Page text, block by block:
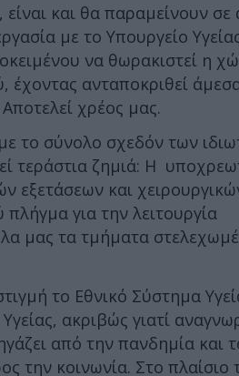
είναι και θα παραμείνουν σε
με το Υπουργείο
να θωρακιστεί η
έχοντας ανταποκριθεί
χρέος μας.
με το σύνολο σχεδόν των
τεράστια ζημιά: Η
εξετάσεων και
για την λειτουργία
μας τα τμήματα
το Εθνικό Σύστημα
ακριβώς γιατί
από την πανδημία και
την κοινωνία. Στο πλαίσιο